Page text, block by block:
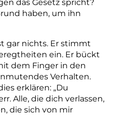
das Gesetz spricht?
haben, um ihn
gar nichts. Er stimmt
ein. Er ­bückt
dem Finger in den
Verhalten.
erklären: „Du
Alle, die dich verlassen,
die sich von mir